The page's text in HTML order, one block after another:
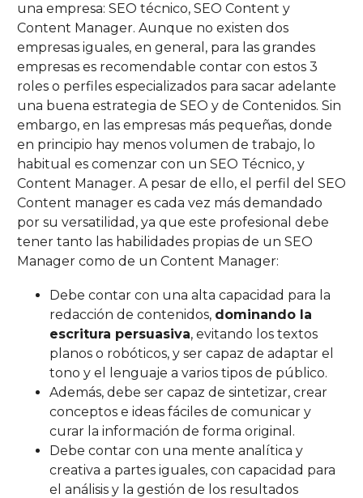
una empresa: SEO técnico, SEO Content y
Content Manager. Aunque no existen dos
empresas iguales, en general, para las grandes
empresas es recomendable contar con estos 3
roles o perfiles especializados para sacar adelante
una buena estrategia de SEO y de Contenidos. Sin
embargo, en las empresas más pequeñas, donde
en principio hay menos volumen de trabajo, lo
habitual es comenzar con un SEO Técnico, y
Content Manager. A pesar de ello, el perfil del SEO
Content manager es cada vez más demandado
por su versatilidad, ya que este profesional debe
tener tanto las habilidades propias de un SEO
Manager como de un Content Manager:
Debe contar con una alta capacidad para la
redacción de contenidos, dominando la
escritura persuasiva, evitando los textos
planos o robóticos, y ser capaz de adaptar el
tono y el lenguaje a varios tipos de público.
Además, debe ser capaz de sintetizar, crear
conceptos e ideas fáciles de comunicar y
curar la información de forma original.
Debe contar con una mente analítica y
creativa a partes iguales, con capacidad para
el análisis y la gestión de los resultados